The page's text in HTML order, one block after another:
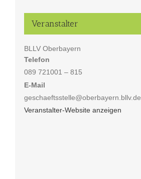
Veranstalter
BLLV Oberbayern
Telefon
089 721001 – 815
E-Mail
geschaeftsstelle@oberbayern.bllv.de
Veranstalter-Website anzeigen